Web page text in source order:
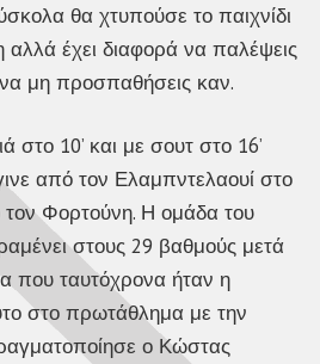
θα χτυπούσε το παιχνίδι
έχει διαφορά να παλέψεις
μη προσπαθήσεις καν.
στο 10’ και με σουτ στο 16’
από τον Ελαμπντελαουί στο
τον Φορτούνη. Η ομάδα του
στους 29 βαθμούς μετά
που ταυτόχρονα ήταν η
στο πρωτάθλημα με την
ο Κώστας